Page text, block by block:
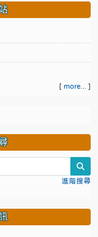
[ more... ]
進階搜尋